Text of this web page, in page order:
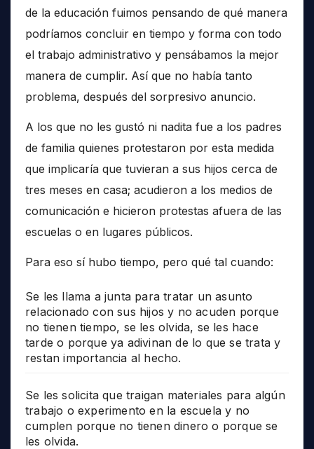
de la educación fuimos pensando de qué manera
podríamos concluir en tiempo y forma con todo
el trabajo administrativo y pensábamos la mejor
manera de cumplir. Así que no había tanto
problema, después del sorpresivo anuncio.
A los que no les gustó ni nadita fue a los padres
de familia quienes protestaron por esta medida
que implicaría que tuvieran a sus hijos cerca de
tres meses en casa; acudieron a los medios de
comunicación e hicieron protestas afuera de las
escuelas o en lugares públicos.
Para eso sí hubo tiempo, pero qué tal cuando:
Se les llama a junta para tratar un asunto
relacionado con sus hijos y no acuden porque
no tienen tiempo, se les olvida, se les hace
tarde o porque ya adivinan de lo que se trata y
restan importancia al hecho.
Se les solicita que traigan materiales para algún
trabajo o experimento en la escuela y no
cumplen porque no tienen dinero o porque se
les olvida.